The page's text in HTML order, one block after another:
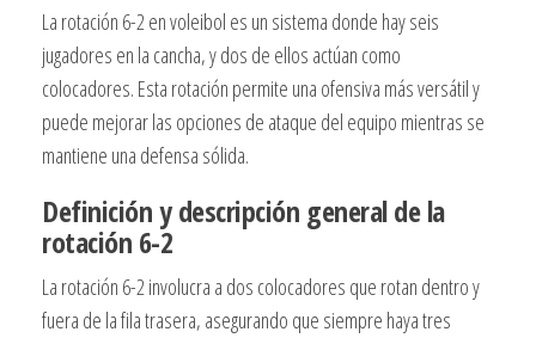
La rotación 6-2 en voleibol es un sistema donde hay seis
jugadores en la cancha, y dos de ellos actúan como
colocadores. Esta rotación permite una ofensiva más versátil y
puede mejorar las opciones de ataque del equipo mientras se
mantiene una defensa sólida.
Definición y descripción general de la
rotación 6-2
La rotación 6-2 involucra a dos colocadores que rotan dentro y
fuera de la fila trasera, asegurando que siempre haya tres